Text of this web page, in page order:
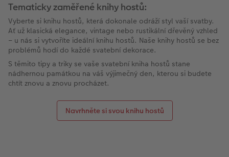
Tematicky zaměřené knihy hostů:
Vyberte si knihu hostů, která dokonale odráží styl vaší svatby.
Ať už klasická elegance, vintage nebo rustikální dřevěný vzhled
– u nás si vytvoříte ideální knihu hostů. Naše knihy hostů se bez
problémů hodí do každé svatební dekorace.
S těmito tipy a triky se vaše svatební kniha hostů stane
nádhernou památkou na váš výjimečný den, kterou si budete
chtít znovu a znovu procházet.
Navrhněte si svou knihu hostů